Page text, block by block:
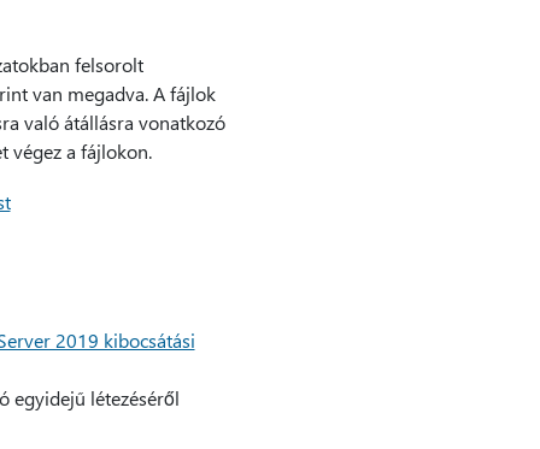
felsorolt
van megadva. A fájlok
való átállásra vonatkozó
végez a fájlokon.
2019 kibocsátási
egyidejű létezéséről